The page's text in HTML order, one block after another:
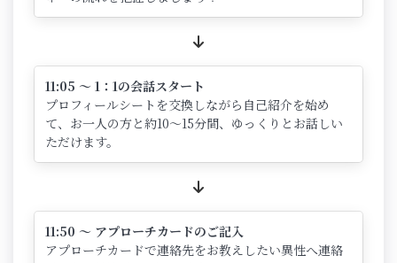
11:05 ～ 1：1の会話スタート
プロフィールシートを交換しながら自己紹介を始め
て、お一人の方と約10～15分間、ゆっくりとお話しい
ただけます。
11:50 ～ アプローチカードのご記入
アプローチカードで連絡先をお教えしたい異性へ連絡